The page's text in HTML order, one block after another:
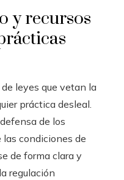
y recursos
leyes que vetan la
práctica desleal.
de los
condiciones de
de forma clara y
regulación